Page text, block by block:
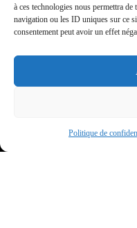
à ces technologies nous permettra
navigation ou les ID uniques sur ce
consentement peut avoir un effet
Politique de